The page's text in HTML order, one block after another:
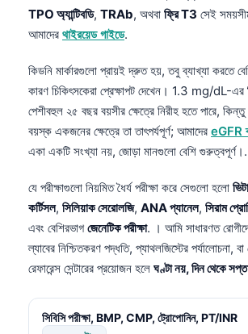
TPO অ্যান্টিবডি, TRAb, অথবা ফ্রি T3 সেই
আমাদের থাইরয়েড গাইডে.
কিডনি মার্কারগুলো প্রায়ই দ্রুত হয়, তবু ব্যাখ্যা করতে
কারণ চিকিৎসকেরা প্রেক্ষাপট দেখেন। 1.3 mg/dL-এর
পেশীবহুল ২৫ বছর বয়সীর ক্ষেত্রে নিরীহ হতে পারে, কিন্তু
বয়স্ক একজনের ক্ষেত্রে তা তাৎপর্যপূর্ণ; আমাদের eGFR
একা একটি সংখ্যা নয়, জোড়া মানগুলো বেশি গুরুত্বপূর্ণ।.
যে পরীক্ষাগুলো নিয়মিত ধৈর্য পরীক্ষা করে সেগুলো হলো
কর্টিসল, সিলিয়াক সেরোলজি, ANA প্যানেল, সিরাম
এবং বেশিরভাগ জেনেটিক পরীক্ষা. । আমি সাধারণত
ল্যাবের নিশ্চিতকরণ পদ্ধতি, প্যাথলজিস্টের পর্যালোচনা,
রেফারেন্স সেন্টারের প্রয়োজন হলে ঘণ্টা নয়, দিন থেকে
সিবিসি পরীক্ষা, BMP, CMP, ট্রোপোনিন, PT/INR